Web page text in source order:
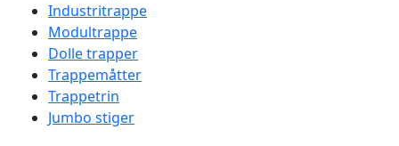
Industritrappe
Modultrappe
Dolle trapper
Trappemåtter
Trappetrin
Jumbo stiger